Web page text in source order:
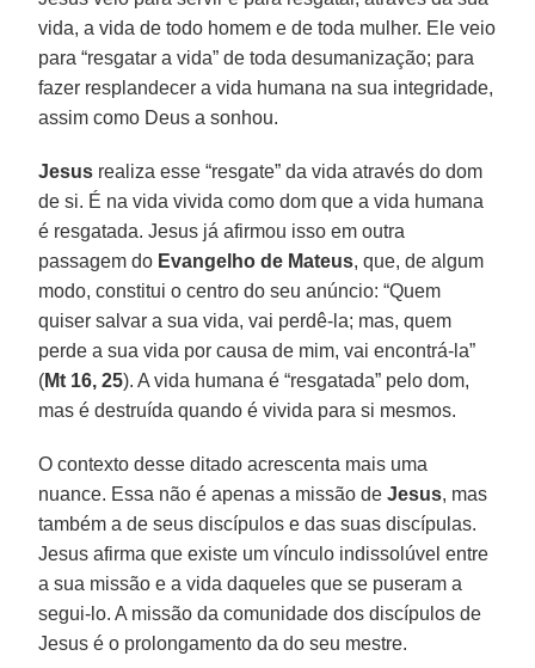
vida, a vida de todo homem e de toda mulher. Ele veio
para “resgatar a vida” de toda desumanização; para
fazer resplandecer a vida humana na sua integridade,
assim como Deus a sonhou.
Jesus realiza esse “resgate” da vida através do dom
de si. É na vida vivida como dom que a vida humana
é resgatada. Jesus já afirmou isso em outra
passagem do Evangelho de Mateus, que, de algum
modo, constitui o centro do seu anúncio: “Quem
quiser salvar a sua vida, vai perdê-la; mas, quem
perde a sua vida por causa de mim, vai encontrá-la”
(Mt 16, 25). A vida humana é “resgatada” pelo dom,
mas é destruída quando é vivida para si mesmos.
O contexto desse ditado acrescenta mais uma
nuance. Essa não é apenas a missão deJesus, mas
também a de seus discípulos e das suas discípulas.
Jesus afirma que existe um vínculo indissolúvel entre
a sua missão e a vida daqueles que se puseram a
segui-lo. A missão da comunidade dos discípulos de
Jesus é o prolongamento da do seu mestre.